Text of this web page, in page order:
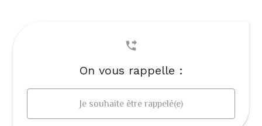
On vous rappelle :
Je souhaite être rappelé(e)